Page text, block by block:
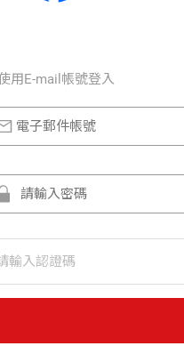
⽤E-mail帳號登入